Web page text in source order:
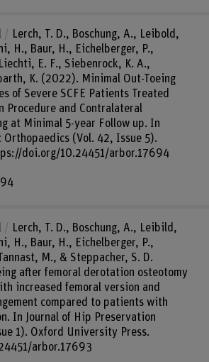
Lerch, T. D., Boschung, A., Leibold,
H., Baur, H., Eichelberger, P.,
E. F., Siebenrock, K. A.,
K. (2022). Minimal Out-Toeing
of Severe SCFE Patients Treated
Procedure and Contralateral
at Minimal 5-year Follow up. In
Orthopaedics (Vol. 42, Issue 5).
doi.org/10.24451/arbor.17694
Lerch, T. D., Boschung, A., Leibild,
H., Baur, H., Eichelberger, P.,
M., & Steppacher, S. D.
after femoral derotation osteotomy
increased femoral version and
compared to patients with
In Journal of Hip Preservation
1). Oxford University Press.
arbor.17693